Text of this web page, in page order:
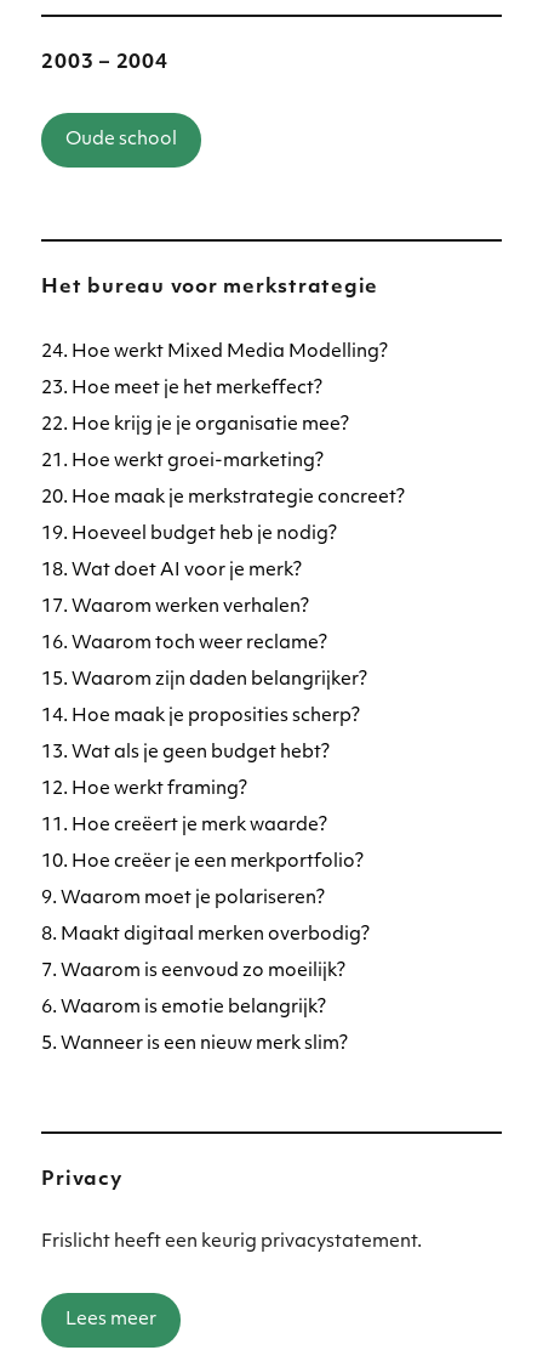
2003 – 2004
Oude school
Het bureau voor merkstrategie
24. Hoe werkt Mixed Media Modelling?
23. Hoe meet je het merkeffect?
22. Hoe krijg je je organisatie mee?
21. Hoe werkt groei-marketing?
20. Hoe maak je merkstrategie concreet?
19. Hoeveel budget heb je nodig?
18. Wat doet AI voor je merk?
17. Waarom werken verhalen?
16. Waarom toch weer reclame?
15. Waarom zijn daden belangrijker?
14. Hoe maak je proposities scherp?
13. Wat als je geen budget hebt?
12. Hoe werkt framing?
11. Hoe creëert je merk waarde?
10. Hoe creëer je een merkportfolio?
9. Waarom moet je polariseren?
8. Maakt digitaal merken overbodig?
7. Waarom is eenvoud zo moeilijk?
6. Waarom is emotie belangrijk?
5. Wanneer is een nieuw merk slim?
Privacy
Frislicht heeft een keurig privacystatement.
Lees meer